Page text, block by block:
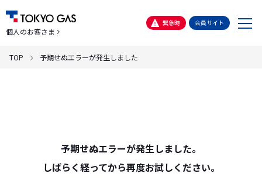
個人のお客さま
緊急時 会員サイト
メ
TOP 予期せぬエラーが発生しました
予期せぬエラーが発生しました。
しばらく経ってから再度お試しください。